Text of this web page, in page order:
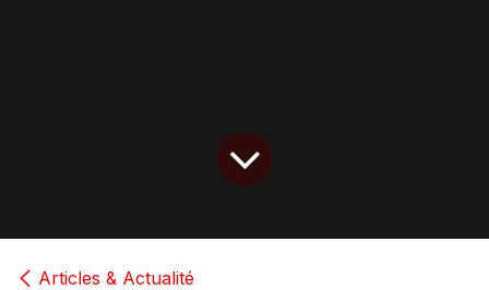
Articles & Actualité